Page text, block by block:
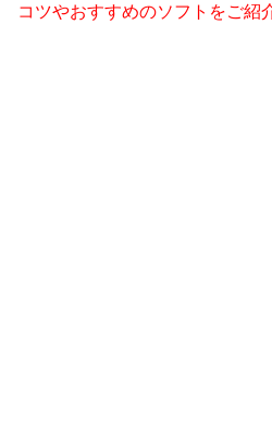
コツやおすすめのソフトをご紹